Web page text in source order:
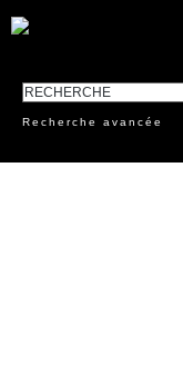
Recherche avancée